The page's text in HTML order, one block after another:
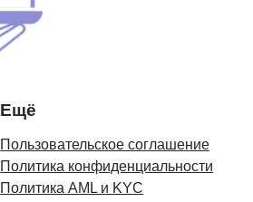
Ещё
Пользовательское соглашение
Политика конфиденциальности
Политика AML и KYC